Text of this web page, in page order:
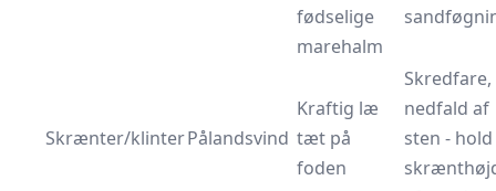
fødselige
marehalm
Skrænter/klinterPålandsvind
Kraftig læ
tæt på
foden
Skredfare,
nedfald af
sten - hold